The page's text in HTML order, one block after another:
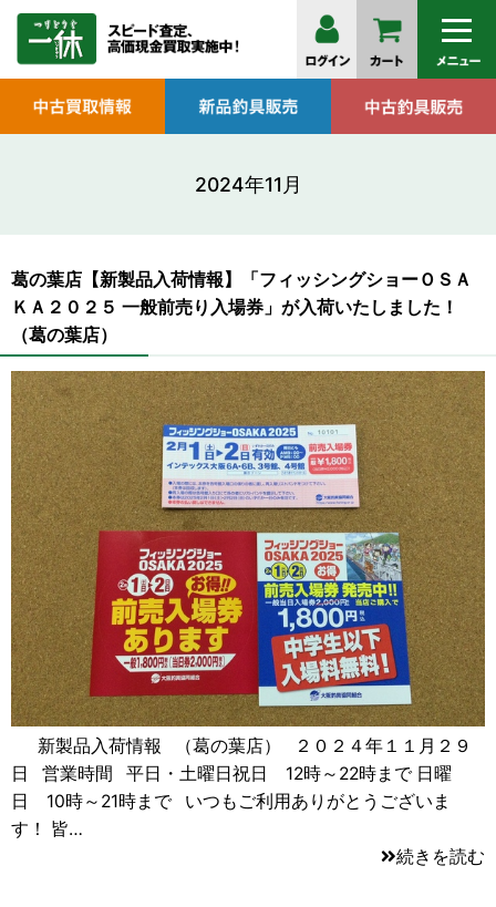
2024年11月
葛の葉店【新製品入荷情報】「フィッシングショーＯＳＡ
ＫＡ２０２５ 一般前売り入場券」が入荷いたしました！
（葛の葉店）
新製品入荷情報 （葛の葉店） ２０２４年１１月２９
日 営業時間 平日・土曜日祝日 12時～22時まで 日曜
日 10時～21時まで いつもご利用ありがとうございま
す！ 皆…
続きを読む